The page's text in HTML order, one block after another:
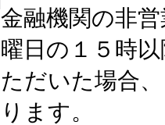
金融機関の非
曜日の１５時
ただいた場合
ります。